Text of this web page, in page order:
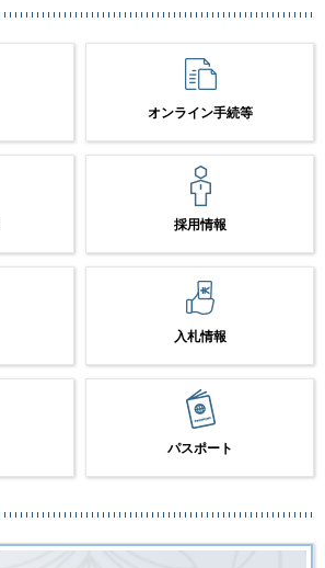
オンライン手続等
採用情報
入札情報
パスポート